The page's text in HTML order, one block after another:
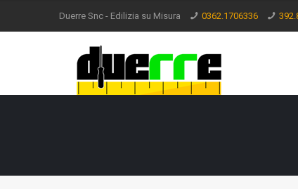
Duerre Snc - Edilizia su Misura 0362.1706336